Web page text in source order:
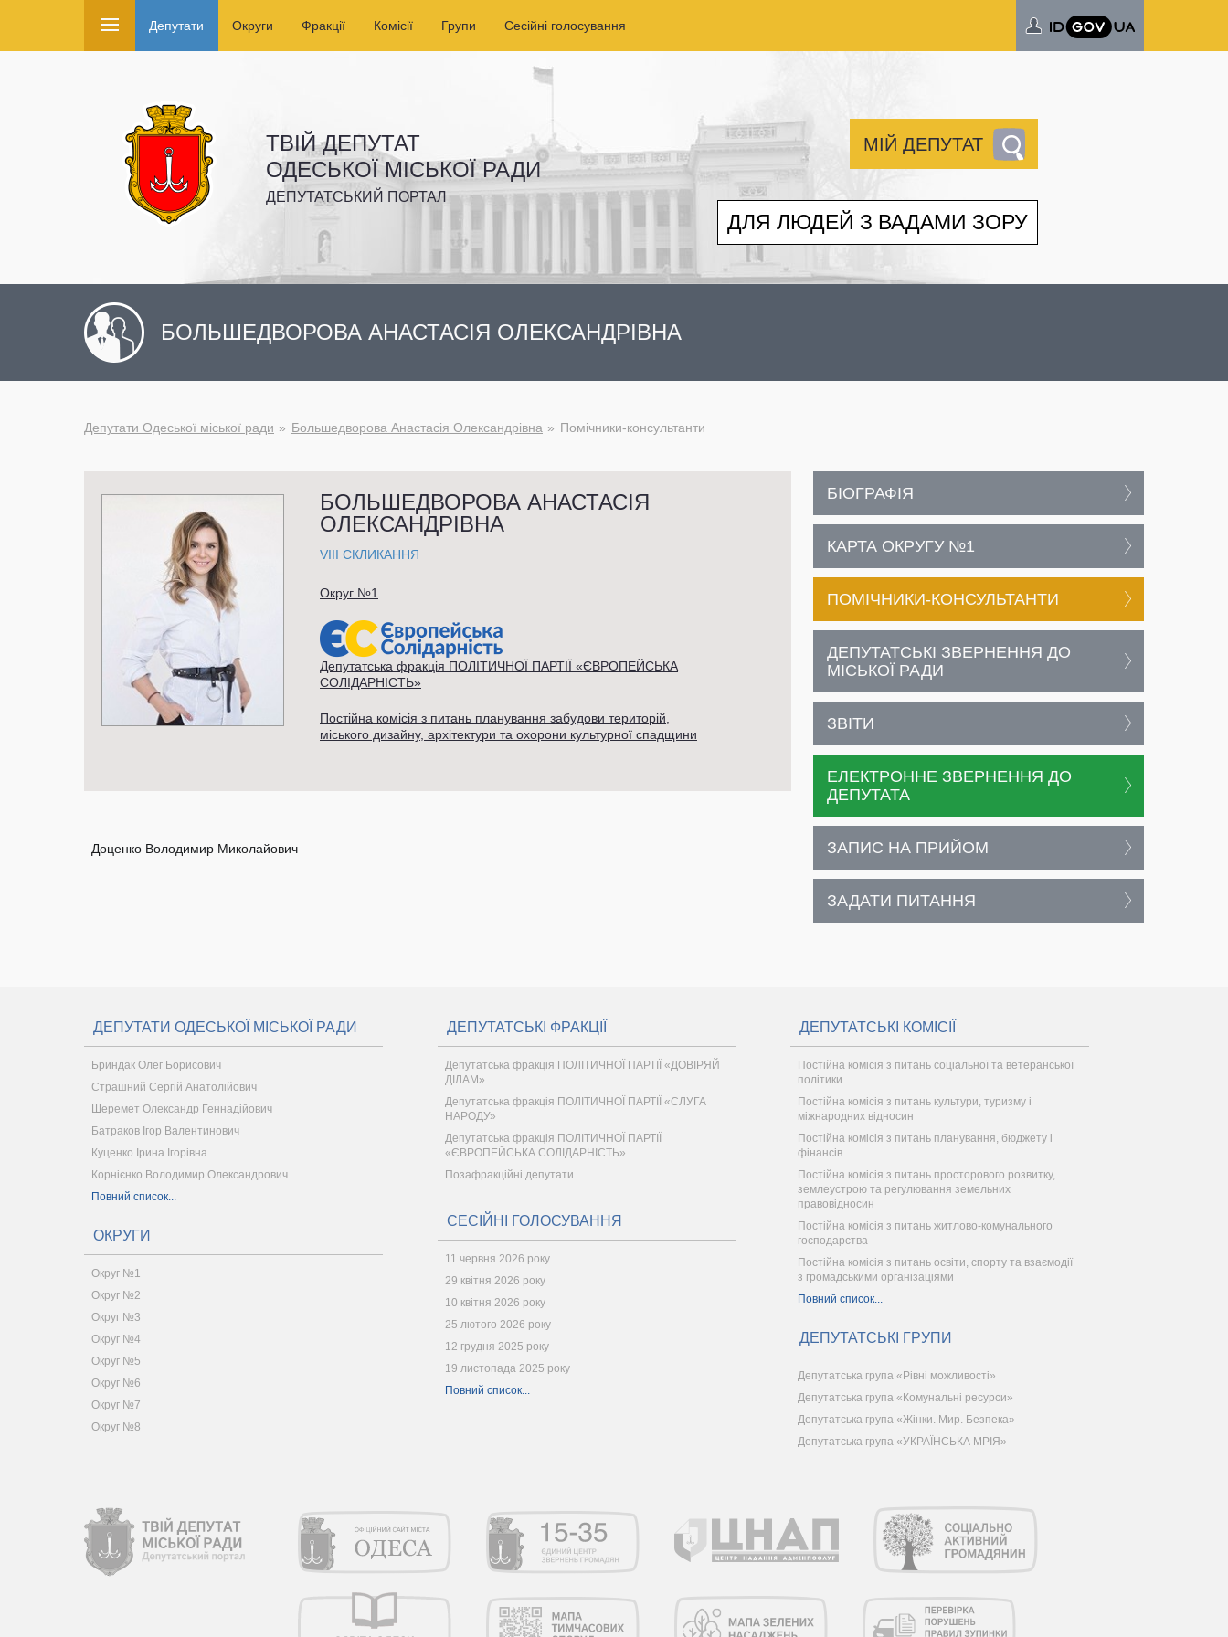
Депутати Округи Фракції Комісії Групи Сесійні голосування
ТВІЙ ДЕПУТАТ
ОДЕСЬКОЇ МІСЬКОЇ РАДИ
ДЕПУТАТСЬКИЙ ПОРТАЛ
МІЙ ДЕПУТАТ
ДЛЯ ЛЮДЕЙ З ВАДАМИ ЗОРУ
БОЛЬШЕДВОРОВА АНАСТАСІЯ ОЛЕКСАНДРІВНА
Депутати Одеської міської ради Большедворова Анастасія Олександрівна Помічники-консультанти
БОЛЬШЕДВОРОВА АНАСТАСІЯ
ОЛЕКСАНДРІВНА
VIII СКЛИКАННЯ
Округ №1
Депутатська фракція ПОЛІТИЧНОЇ ПАРТІЇ «ЄВРОПЕЙСЬКА
СОЛІДАРНІСТЬ»
Постійна комісія з питань планування забудови територій,
міського дизайну, архітектури та охорони культурної спадщини
Доценко Володимир Миколайович
БІОГРАФІЯ
КАРТА ОКРУГУ №1
ПОМІЧНИКИ-КОНСУЛЬТАНТИ
ДЕПУТАТСЬКІ ЗВЕРНЕННЯ ДО
МІСЬКОЇ РАДИ
ЗВІТИ
ЕЛЕКТРОННЕ ЗВЕРНЕННЯ ДО
ДЕПУТАТА
ЗАПИС НА ПРИЙОМ
ЗАДАТИ ПИТАННЯ
ДЕПУТАТИ ОДЕСЬКОЇ МІСЬКОЇ РАДИ
Бриндак Олег Борисович
Страшний Сергій Анатолійович
Шеремет Олександр Геннадійович
Батраков Ігор Валентинович
Куценко Ірина Ігорівна
Корнієнко Володимир Олександрович
Повний список...
ОКРУГИ
Округ №1
Округ №2
Округ №3
Округ №4
Округ №5
Округ №6
Округ №7
Округ №8
ДЕПУТАТСЬКІ ФРАКЦІЇ
Депутатська фракція ПОЛІТИЧНОЇ ПАРТІЇ «ДОВІРЯЙ
ДІЛАМ»
Депутатська фракція ПОЛІТИЧНОЇ ПАРТІЇ «СЛУГА
НАРОДУ»
Депутатська фракція ПОЛІТИЧНОЇ ПАРТІЇ
«ЄВРОПЕЙСЬКА СОЛІДАРНІСТЬ»
Позафракційні депутати
СЕСІЙНІ ГОЛОСУВАННЯ
11 червня 2026 року
29 квітня 2026 року
10 квітня 2026 року
25 лютого 2026 року
12 грудня 2025 року
19 листопада 2025 року
Повний список...
ДЕПУТАТСЬКІ КОМІСІЇ
Постійна комісія з питань соціальної та ветеранської
політики
Постійна комісія з питань культури, туризму і
міжнародних відносин
Постійна комісія з питань планування, бюджету і
фінансів
Постійна комісія з питань просторового розвитку,
землеустрою та регулювання земельних
правовідносин
Постійна комісія з питань житлово-комунального
господарства
Постійна комісія з питань освіти, спорту та взаємодії
з громадськими організаціями
Повний список...
ДЕПУТАТСЬКІ ГРУПИ
Депутатська група «Рівні можливості»
Депутатська група «Комунальні ресурси»
Депутатська група «Жінки. Мир. Безпека»
Депутатська група «УКРАЇНСЬКА МРІЯ»